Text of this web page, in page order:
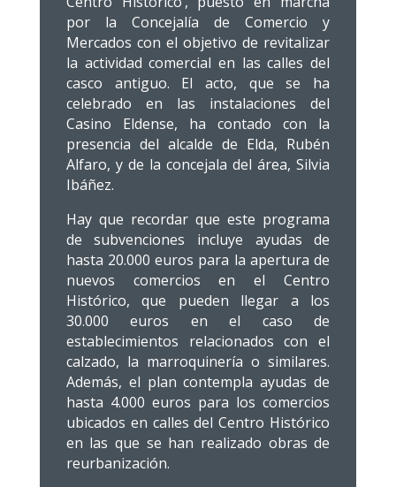
por la Concejalía de Comercio y
Mercados con el objetivo de revitalizar
la actividad comercial en las calles del
casco antiguo. El acto, que se ha
celebrado en las instalaciones del
Casino Eldense, ha contado con la
presencia del alcalde de Elda, Rubén
Alfaro, y de la concejala del área, Silvia
Ibáñez.
Hay que recordar que este programa
de subvenciones incluye ayudas de
hasta 20.000 euros para la apertura de
nuevos comercios en el Centro
Histórico, que pueden llegar a los
30.000 euros en el caso de
establecimientos relacionados con el
calzado, la marroquinería o similares.
Además, el plan contempla ayudas de
hasta 4.000 euros para los comercios
ubicados en calles del Centro Histórico
en las que se han realizado obras de
reurbanización.